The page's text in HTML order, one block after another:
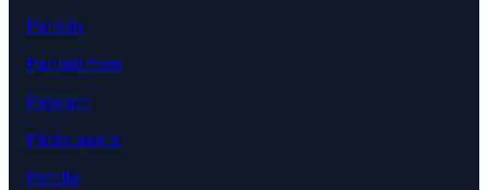
Panciu
Pantelimon
Pașcani
Pătârlagele
Petrila